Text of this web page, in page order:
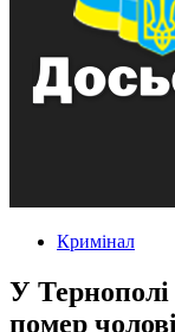
Кримінал
У Тернополі
помер